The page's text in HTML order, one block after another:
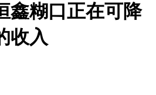
鑫糊口正在可降
收入